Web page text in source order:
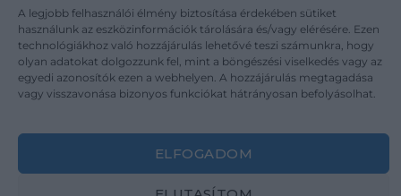
A legjobb felhasználói élmény biztosítása érdekében sütiket
használunk az eszközinformációk tárolására és/vagy elérésére. Ezen
technológiákhoz való hozzájárulás lehetővé teszi számunkra, hogy
olyan adatokat dolgozzunk fel, mint a böngészési viselkedés vagy az
egyedi azonosítók ezen a webhelyen. A hozzájárulás megtagadása
vagy visszavonása bizonyos funkciókat hátrányosan befolyásolhat.
ELFOGADOM
Médiaajánlat
Karrier
Kapcsolat
ÁSZF
Adatvédelem
Impresszum